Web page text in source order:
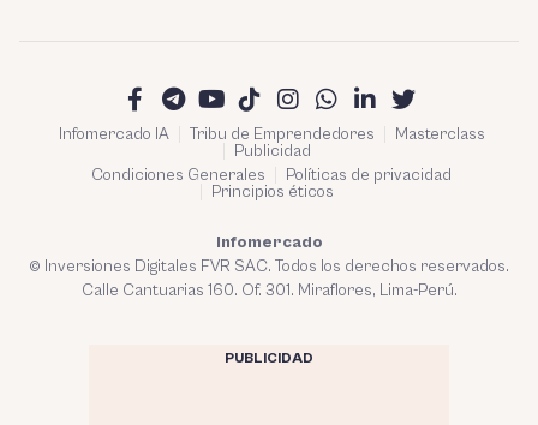
Infomercado IA Tribu de Emprendedores
Masterclass
Publicidad
Condiciones Generales
Políticas de privacidad
Principios éticos
Infomercado
© Inversiones Digitales FVR SAC. Todos los derechos reservados.
Calle Cantuarias 160. Of. 301. Miraflores, Lima-Perú.
PUBLICIDAD